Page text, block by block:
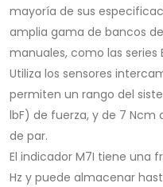
mayoría de sus
amplia gama de bancos
manuales, como las series
Utiliza los sensores
permiten un rango del
lbF) de fuerza, y de 7 Ncm
de par.
El indicador M7I tiene una
Hz y puede almacenar